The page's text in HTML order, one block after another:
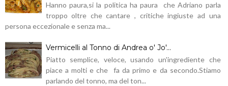
Hanno paura,si la politica ha paura che Adriano parla
troppo oltre che cantare , critiche ingiuste ad una
persona eccezionale e senza ma...
Vermicelli al Tonno di Andrea o' Jo'...
Piatto semplice, veloce, usando un'ingrediente che
piace a molti e che fa da primo e da secondo.Stiamo
parlando del tonno, ma del ton...